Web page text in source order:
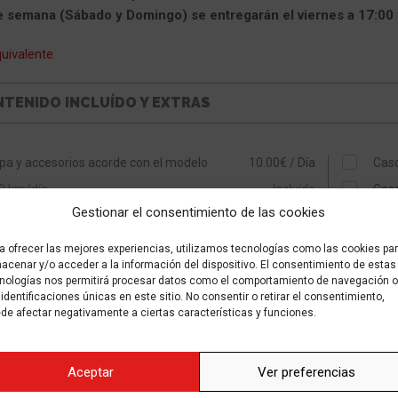
Gestionar el consentimiento de las cookies
ofrecer las mejores experiencias, utilizamos tecnologías como las cookies
y/o acceder a la información del dispositivo. El consentimiento de estas
nos permitirá procesar datos como el comportamiento de navegación o
identificaciones únicas en este sitio. No consentir o retirar el consentimiento,
afectar negativamente a ciertas características y funciones.
Aceptar Ver preferencias
semana (Sábado y Domingo) se entregarán el viernes a
INCLUÍDO Y EXTRAS
y accesorios acorde con el modelo
10.00€ / Día
km/día
Incluído
o cepo para disco delantero
Incluído
Todo Riesgo con franquicia 600€
15.00€ / Día
en carretera
Incluído
sobre las mejores rutas prediseñadas
Incluído
recogida